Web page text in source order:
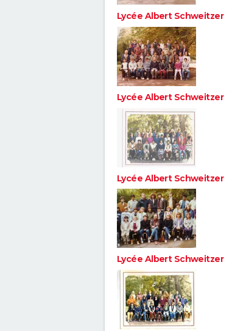
Lycée Albert Schweitzer
Lycée Albert Schweitzer
Lycée Albert Schweitzer
Lycée Albert Schweitzer